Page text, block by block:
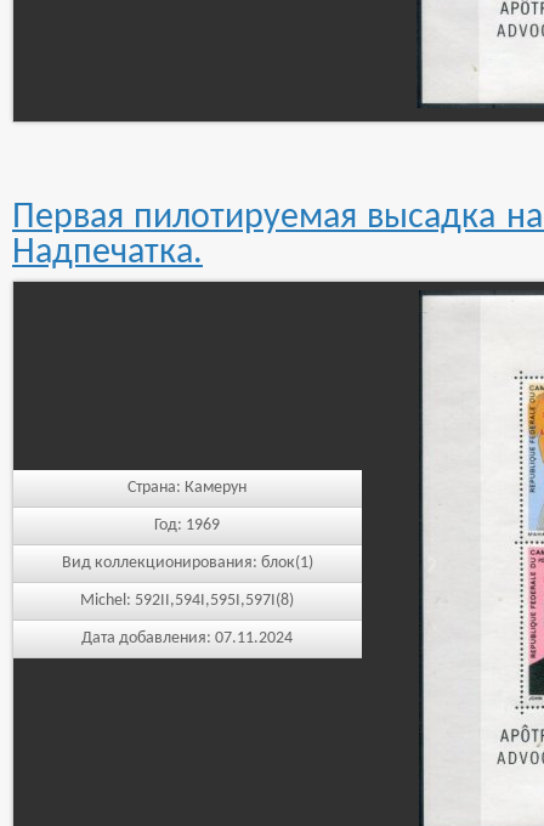
Первая пилотируемая высадка
Надпечатка.
Страна: Камерун
Год: 1969
Вид коллекционирования: блок(1)
Michel: 592II,594I,595I,597I(8)
Дата добавления:07.11.2024